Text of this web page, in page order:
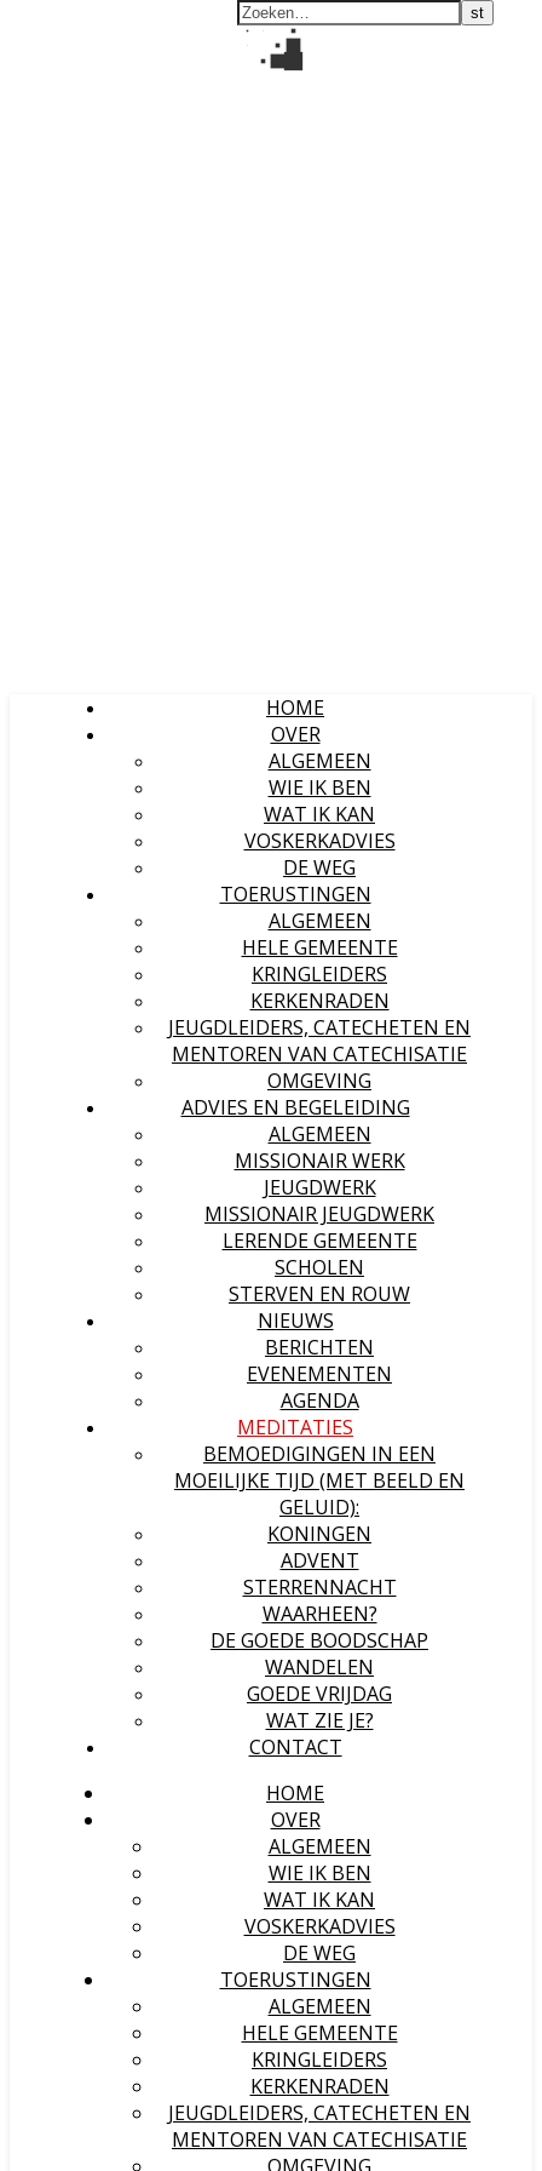
HOME
OVER
ALGEMEEN
WIE IK BEN
WAT IK KAN
VOSKERKADVIES
DE WEG
TOERUSTINGEN
ALGEMEEN
HELE GEMEENTE
KRINGLEIDERS
KERKENRADEN
JEUGDLEIDERS, CATECHETEN EN
MENTOREN VAN CATECHISATIE
OMGEVING
ADVIES EN BEGELEIDING
ALGEMEEN
MISSIONAIR WERK
JEUGDWERK
MISSIONAIR JEUGDWERK
LERENDE GEMEENTE
SCHOLEN
STERVEN EN ROUW
NIEUWS
BERICHTEN
EVENEMENTEN
AGENDA
MEDITATIES
BEMOEDIGINGEN IN EEN
MOEILIJKE TIJD (MET BEELD EN
GELUID):
KONINGEN
ADVENT
STERRENNACHT
WAARHEEN?
DE GOEDE BOODSCHAP
WANDELEN
GOEDE VRIJDAG
WAT ZIE JE?
CONTACT
HOME
OVER
ALGEMEEN
WIE IK BEN
WAT IK KAN
VOSKERKADVIES
DE WEG
TOERUSTINGEN
ALGEMEEN
HELE GEMEENTE
KRINGLEIDERS
KERKENRADEN
JEUGDLEIDERS, CATECHETEN EN
MENTOREN VAN CATECHISATIE